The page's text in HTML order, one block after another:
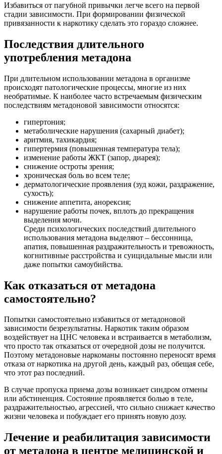
Избавиться от пагубной привычки легче всего на первой
стадии зависимости. При формировании физической
привязанности к наркотику сделать это гораздо сложнее.
Последствия длительного
употребления метадона
При длительном использовании метадона в организме
происходят патологические процессы, многие из них
необратимые. К наиболее часто встречаемым физическим
последствиям метадоновой зависимости относятся:
гипертония;
метаболические нарушения (сахарный диабет);
аритмия, тахикардия;
гипертермия (повышенная температура тела);
изменение работы ЖКТ (запор, диарея);
снижение остроты зрения;
хроническая боль во всем теле;
дерматологические проявления (зуд кожи, раздражение,
сухость);
снижение аппетита, анорексия;
нарушение работы почек, вплоть до прекращения
выделения мочи.
Среди психологических последствий длительного
использования метадона выделяют – бессонница,
апатия, повышенная раздражительность и тревожность,
когнитивные расстройства и суицидальные мысли или
даже попытки самоубийства.
Как отказаться от метадона
самостоятельно?
Попытки самостоятельно избавиться от метадоновой
зависимости безрезультатны. Наркотик таким образом
воздействует на ЦНС человека и встраивается в метаболизм,
что просто так отказаться от очередной дозы не получится.
Поэтому метадоновые наркоманы постоянно переносят время
отказа от наркотика на другой день, каждый раз, обещая себе,
что этот раз последний.
В случае пропуска приема дозы возникает синдром отмены
или абстиненция. Состояние проявляется болью в теле,
раздражительностью, агрессией, что сильно снижает качество
жизни человека и побуждает его принять новую дозу.
Лечение и реабилитация зависимости
от метадона в центре медицинской и